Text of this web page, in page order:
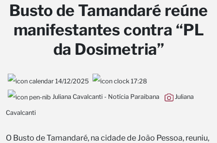
Busto de Tamandaré reúne
manifestantes contra “PL
da Dosimetria”
14/12/2025 17:28
Juliana Cavalcanti - Notícia Paraibana Juliana
Cavalcanti
O Busto de Tamandaré, na cidade de João Pessoa, reuniu,